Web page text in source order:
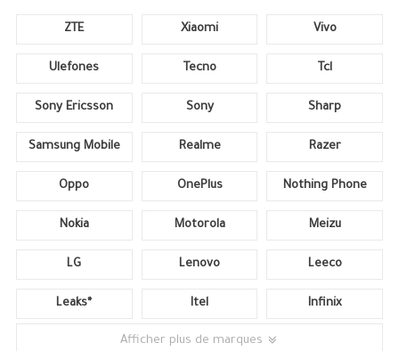
ZTE Xiaomi Vivo
Ulefones Tecno Tcl
Sony Ericsson Sony Sharp
Samsung Mobile Realme Razer
Oppo OnePlus Nothing Phone
Nokia Motorola Meizu
LG Lenovo Leeco
Leaks* Itel Infinix
Afficher plus de marques